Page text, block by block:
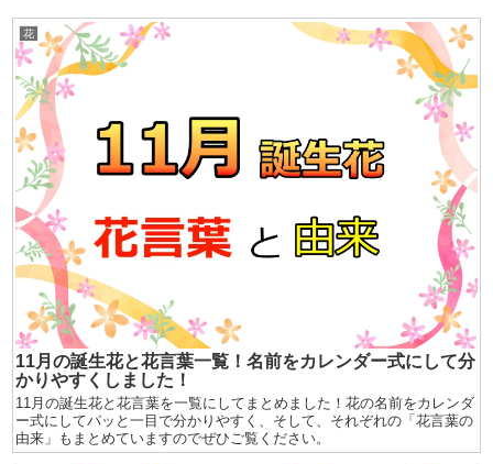
花
11月の誕生花と花言葉一覧！名前をカレンダー式にして分
かりやすくしました！
11月の誕生花と花言葉を一覧にしてまとめました！花の名前をカレンダ
ー式にしてパッと一目で分かりやすく、そして、それぞれの「花言葉の
由来」もまとめていますのでぜひご覧ください。